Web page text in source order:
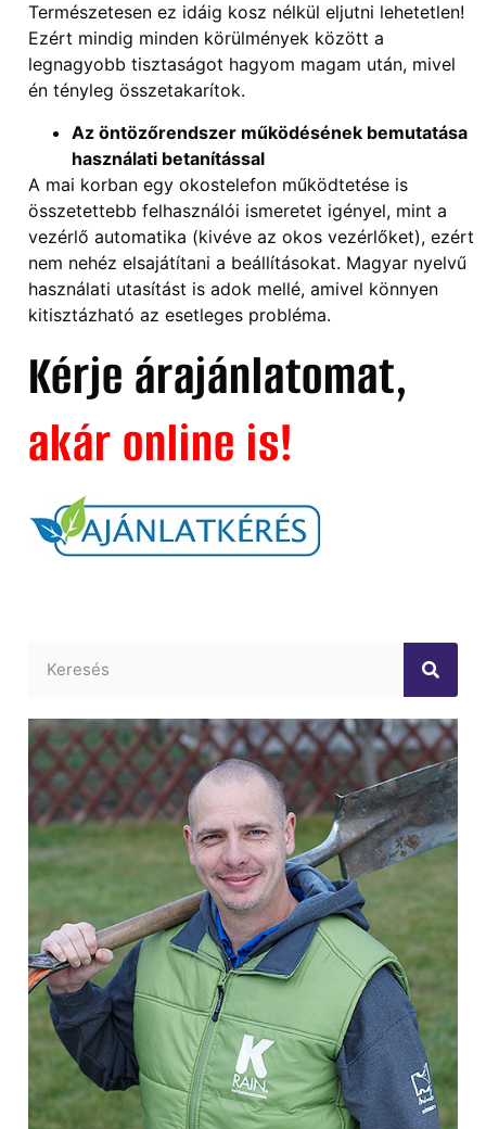
Természetesen ez idáig kosz nélkül eljutni lehetetlen!
Ezért mindig minden körülmények között a
legnagyobb tisztaságot hagyom magam után, mivel
én tényleg összetakarítok.
Az öntözőrendszer működésének bemutatása
használati betanítással
A mai korban egy okostelefon működtetése is
összetettebb felhasználói ismeretet igényel, mint a
vezérlő automatika (kivéve az okos vezérlőket), ezért
nem nehéz elsajátítani a beállításokat. Magyar nyelvű
használati utasítást is adok mellé, amivel könnyen
kitisztázható az esetleges probléma.
Kérje árajánlatomat,
akár online is!